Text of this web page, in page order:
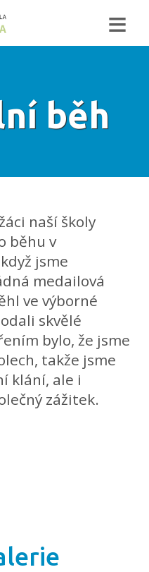
≡
běh
naší školy
běhu v
jsme
medailová
ve výborné
skvělé
bylo, že jsme
takže jsme
klání, ale i
zážitek.